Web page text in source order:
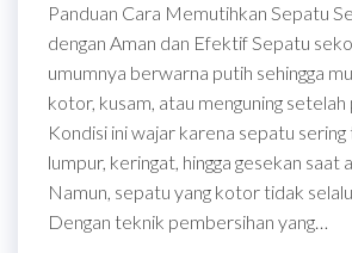
Panduan Cara Memutihkan Sepatu
dengan Aman dan Efektif Sepatu
umumnya berwarna putih sehingga
kotor, kusam, atau menguning
Kondisi ini wajar karena sepatu
lumpur, keringat, hingga gesekan saat
Namun, sepatu yang kotor tidak
Dengan teknik pembersihan yang…